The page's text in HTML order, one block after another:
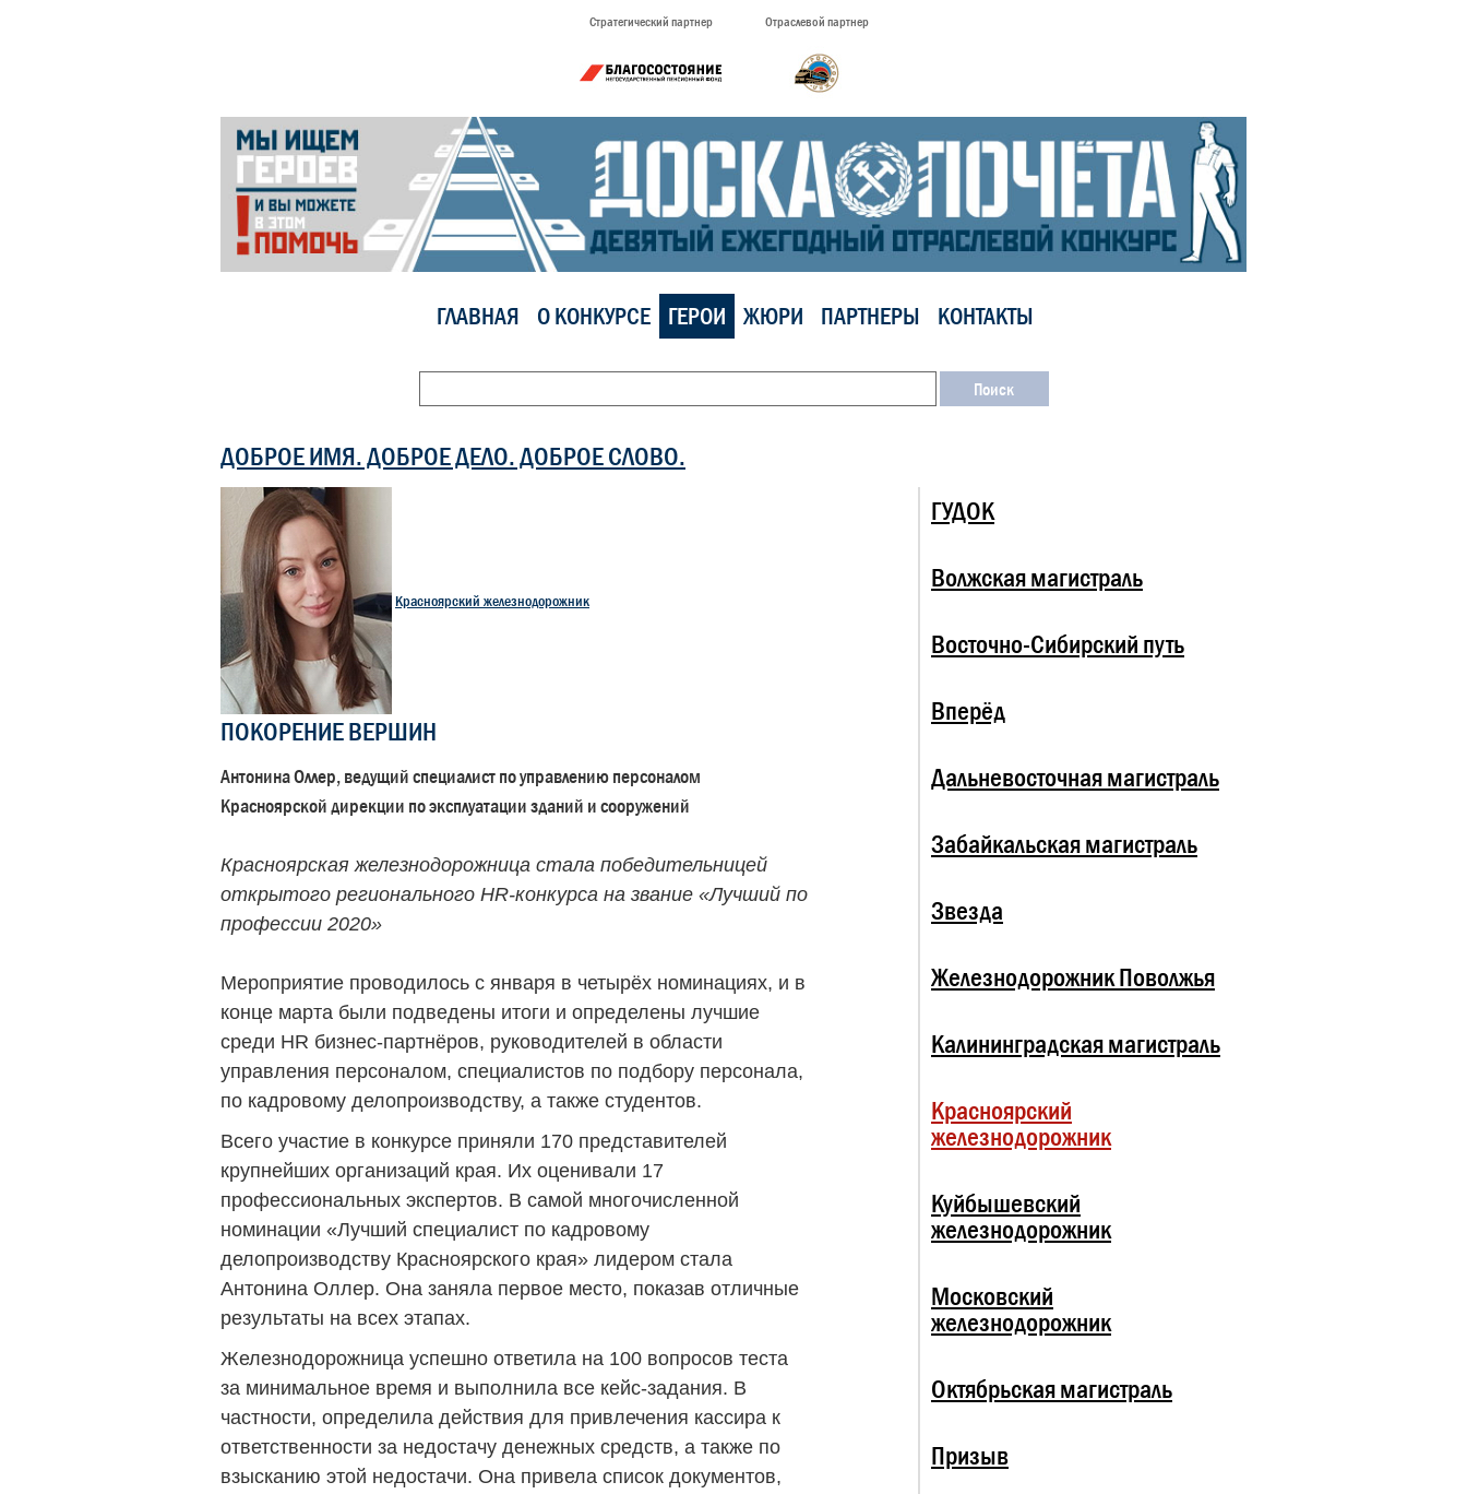
Стратегический партнер Отраслевой партнер
ГЛАВНАЯ О КОНКУРСЕ ГЕРОИ ЖЮРИ ПАРТНЕРЫ КОНТАКТЫ
ДОБРОЕ ИМЯ. ДОБРОЕ ДЕЛО. ДОБРОЕ СЛОВО.
Красноярский железнодорожник
ПОКОРЕНИЕ ВЕРШИН
Антонина Оллер, ведущий специалист по управлению персоналом
Красноярской дирекции по эксплуатации зданий и сооружений
Красноярская железнодорожница стала победительницей
открытого регионального HR-конкурса на звание «Лучший по
профессии 2020»
Мероприятие проводилось с января в четырёх номинациях, и в
конце марта были подведены итоги и определены лучшие
среди HR бизнес-партнёров, руководителей в области
управления персоналом, специалистов по подбору персонала,
по кадровому делопроизводству, а также студентов.
Всего участие в конкурсе приняли 170 представителей
крупнейших организаций края. Их оценивали 17
профессиональных экспертов. В самой многочисленной
номинации «Лучший специалист по кадровому
делопроизводству Красноярского края» лидером стала
Антонина Оллер. Она заняла первое место, показав отличные
результаты на всех этапах.
Железнодорожница успешно ответила на 100 вопросов теста
за минимальное время и выполнила все кейс-задания. В
частности, определила действия для привлечения кассира к
ответственности за недостачу денежных средств, а также по
взысканию этой недостачи. Она привела список документов,
ГУДОК
Волжская магистраль
Восточно-Сибирский путь
Вперёд
Дальневосточная магистраль
Забайкальская магистраль
Звезда
Железнодорожник Поволжья
Калининградская магистраль
Красноярский
железнодорожник
Куйбышевский
железнодорожник
Московский
железнодорожник
Октябрьская магистраль
Призыв